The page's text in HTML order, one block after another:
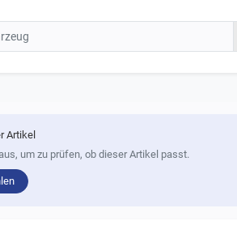
Artikel
um zu prüfen, ob dieser Artikel passt.